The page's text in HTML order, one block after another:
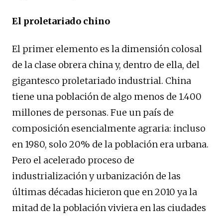
El proletariado chino
El primer elemento es la dimensión colosal
de la clase obrera china y, dentro de ella, del
gigantesco proletariado industrial. China
tiene una población de algo menos de 1.400
millones de personas. Fue un país de
composición esencialmente agraria: incluso
en 1980, solo 20% de la población era urbana.
Pero el acelerado proceso de
industrialización y urbanización de las
últimas décadas hicieron que en 2010 ya la
mitad de la población viviera en las ciudades